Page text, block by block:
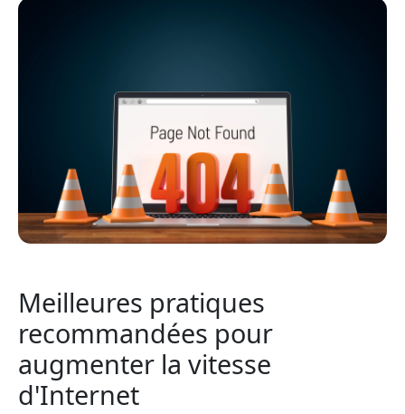
Meilleures pratiques
recommandées pour
augmenter la vitesse
d'Internet